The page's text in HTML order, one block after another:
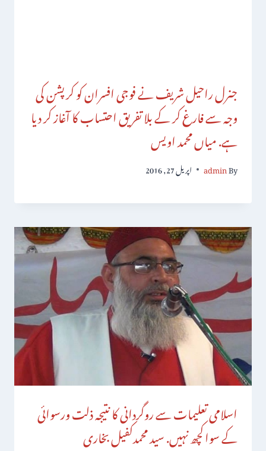
جنرل راحیل شریف نے فوجی افسران کو کرپشن کی
وجہ سے فارغ کر کے بلا تفریق احتساب کا آغاز کر دیا
ہے. میاں محمد اویس
By
admin اپریل 27, 2016
اسلامی تعلیمات سے روگردانی کا نتیجہ ذلت ورسوائی
کے سواکچھ نہیں. سید محمدکفیل بخاری